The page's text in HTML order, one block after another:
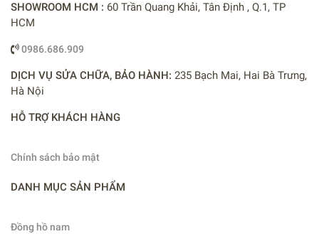
SHOWROOM HCM : 60 Trần Quang Khải, Tân Định , Q.1, TP
HCM
0986.686.909
DỊCH VỤ SỬA CHỮA, BẢO HÀNH: 235 Bạch Mai, Hai Bà Trưng,
Hà Nội
HỖ TRỢ KHÁCH HÀNG
Chính sách bảo mật
DANH MỤC SẢN PHẨM
Đồng hồ nam